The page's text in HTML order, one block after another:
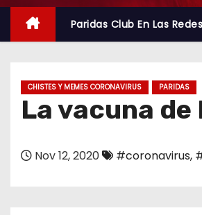
c
Paridas Club En Las Redes
CHISTES Y MEMES CORONAVIRUS PARIDAS
La vacuna de
Nov 12, 2020 #coronavirus,